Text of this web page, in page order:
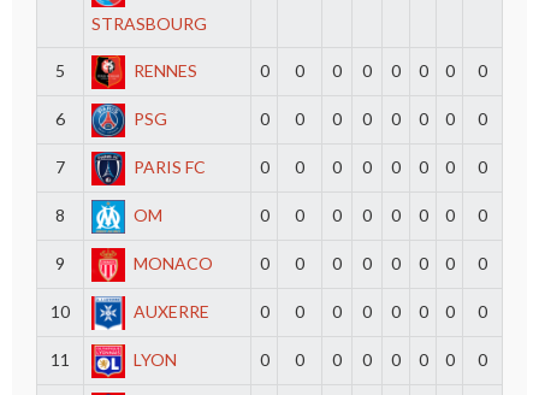
STRASBOURG
5 RENNES 0 0 0 0 0 0 0 0
6 PSG 0 0 0 0 0 0 0 0
7 PARIS FC 0 0 0 0 0 0 0 0
8 OM 0 0 0 0 0 0 0 0
9 MONACO 0 0 0 0 0 0 0 0
10 AUXERRE 0 0 0 0 0 0 0 0
11 LYON 0 0 0 0 0 0 0 0